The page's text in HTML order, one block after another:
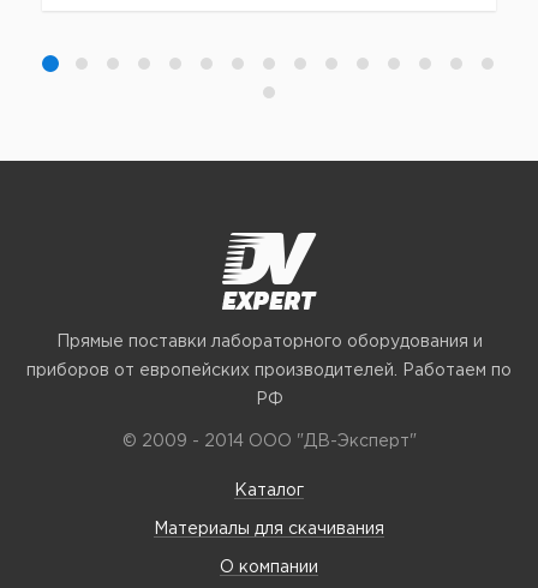
Прямые поставки лабораторного оборудования и
приборов от европейских производителей. Работаем по
РФ
© 2009 - 2014 ООО "ДВ-Эксперт"
Каталог
Материалы для скачивания
О компании